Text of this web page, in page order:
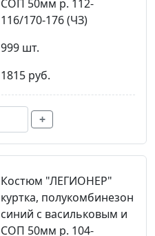
СОП 50мм р. 112-
116/170-176 (ЧЗ)
999 шт.
1815 руб.
+
Костюм "ЛЕГИОНЕР"
куртка, полукомбинезон
синий с васильковым и
СОП 50мм р. 104-